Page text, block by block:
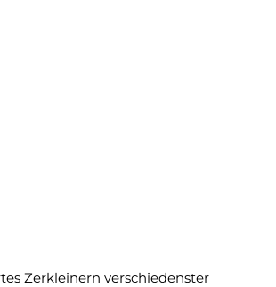
Zerkleinern verschiedenster